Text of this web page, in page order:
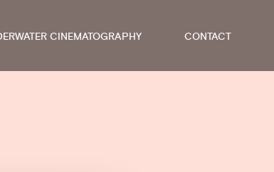
CINEMATOGRAPHY CONTACT